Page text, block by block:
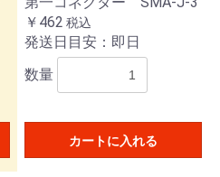
￥462 税込
発送日目安：即日
数量
カートに入れる